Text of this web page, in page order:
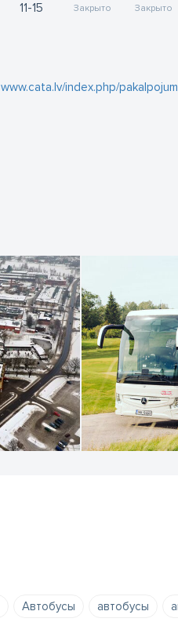
11 15 Закрыто Закрыто
www.cata.lv/index.php/
Автобусы автобусы